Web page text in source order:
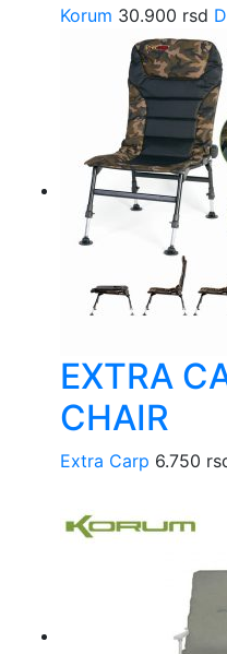
Korum 30.900 rsd
EXTRA
CHAIR
Extra Carp 6.750